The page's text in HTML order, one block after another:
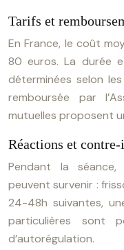
Tarifs et
En France, le coût
80 euros. La durée
déterminées selon
remboursée par
mutuelles proposent
Réactions et
Pendant la séance,
peuvent survenir :
24-48h suivantes,
particulières sont
d’autorégulation.